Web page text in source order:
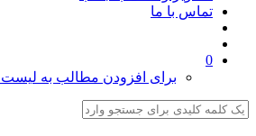
تماس با ما
0
برای افزودن مطالب به لیست